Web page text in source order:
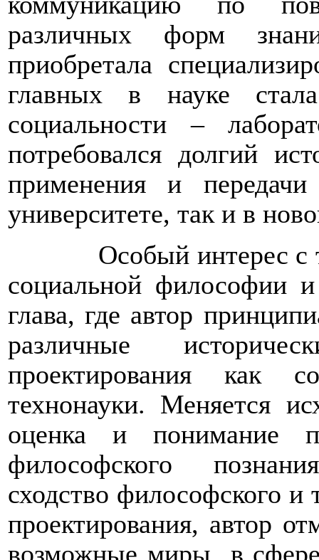
различных форм
приобретала
главных в науке
социальности –
потребовался долгий
применения и
университете, так и в
Особый интерес с
социальной философии
глава, где автор
различные
проектирования как
технонауки. Меняется
оценка и понимание
философского
сходство философского и
проектирования, автор
возможные миры
в